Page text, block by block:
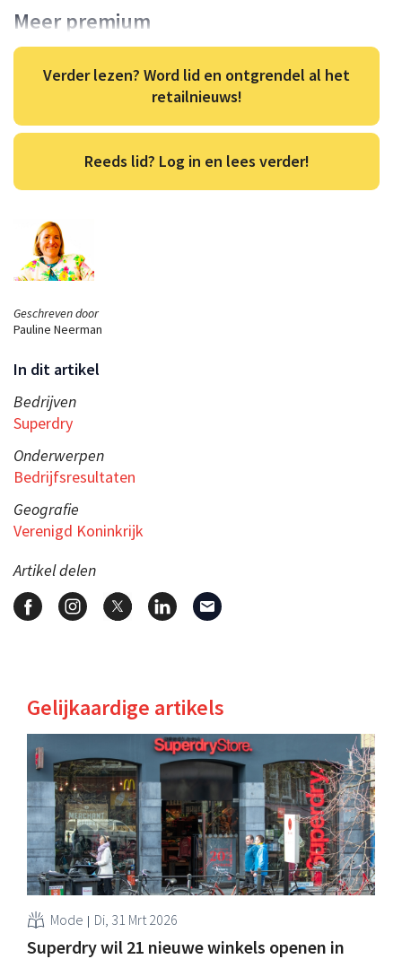
Geschreven door
Pauline Neerman
In dit artikel
Bedrijven
Superdry
Onderwerpen
Bedrijfsresultaten
Geografie
Verenigd Koninkrijk
Artikel delen
Meer premium
Verder lezen? Word lid en ontgrendel al het
retailnieuws!
Reeds lid? Log in en lees verder!
Gelijkaardige artikels
Mode Di, 31 Mrt 2026
Superdry wil 21 nieuwe winkels openen in